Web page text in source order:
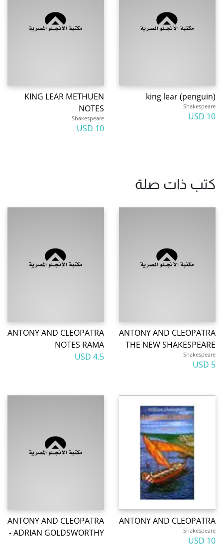
king lear (penguin)
Shakespeare
10 USD
KING LEAR METHUEN
NOTES
Shakespeare
10 USD
كتب ذات صلة
ANTONY AND CLEOPATRA
THE NEW SHAKESPEARE
Shakespeare
5 USD
ANTONY AND CLEOPATRA
NOTES RAMA
4.5 USD
ANTONY AND CLEOPATRA
Shakespeare
10 USD
ANTONY AND CLEOPATRA
- ADRIAN GOLDSWORTHY